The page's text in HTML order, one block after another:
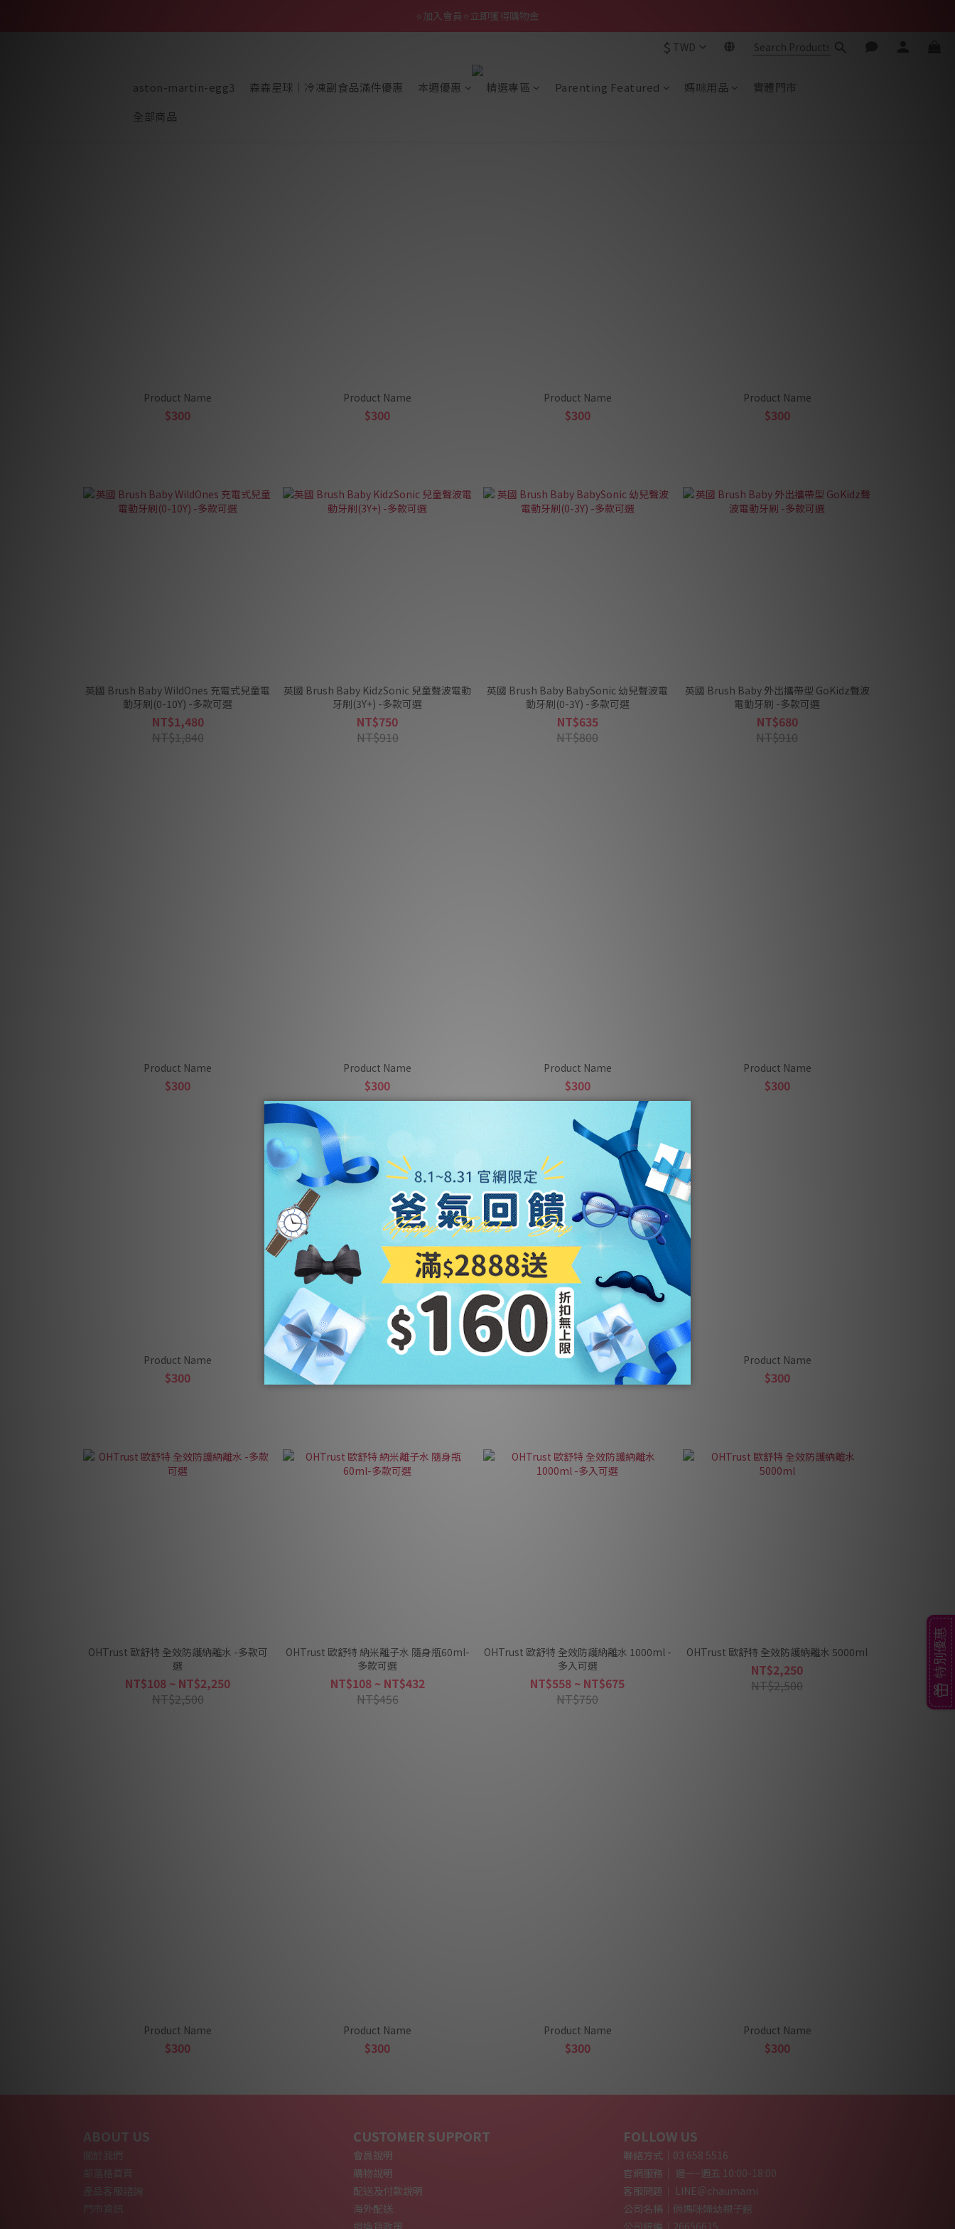
⭐加入會員⭐立即獲得購物金
$ TWD
aston-martin-egg3 森森星球｜冷凍副食品滿件優惠 本週優惠 精選專區 Parenting Featured 媽咪用品
實體門市
全部商品
Product Name
$300
Product Name
$300
Product Name
$300
Product Name
$300
英國 Brush Baby WildOnes 充電式兒童電
動牙刷(0-10Y) -多款可選
NT$1,480
NT$1,840
英國 Brush Baby KidzSonic 兒童聲波電動
牙刷(3Y+) -多款可選
NT$750
NT$910
英國 Brush Baby BabySonic 幼兒聲波電
動牙刷(0-3Y) -多款可選
NT$635
NT$800
英國 Brush Baby 外出攜帶型 GoKidz聲波
電動牙刷 -多款可選
NT$680
NT$910
Product Name
$300
Product Name
$300
Product Name
$300
Product Name
$300
Product Name
$300
Product Name Product Name
$300
Product Name
$300
OHTrust 歐舒特 全效防護納離水 -多款可
選
NT$108 ~ NT$2,250
NT$2,500
OHTrust 歐舒特 納米離子水 隨身瓶60ml-
多款可選
NT$108 ~ NT$432
NT$456
OHTrust 歐舒特 全效防護納離水 1000ml -
多入可選
NT$558 ~ NT$675
NT$750
OHTrust 歐舒特 全效防護納離水 5000ml
NT$2,250
NT$2,500
Product Name
$300
Product Name
$300
Product Name
$300
Product Name
$300
ABOUT US
關於我們
部落格首頁
產品客服諮詢
門市資訊
CUSTOMER SUPPORT
會員說明
購物說明
配送及付款說明
海外配送
退換貨政策
FOLLOW US
聯絡方式｜03 658 5516
官網服務｜ 週一~週五 10:00-18:00
客服問題｜ LINE＠chaumami
公司名稱｜俏媽咪婦幼親子館
公司統編｜26656615
特別優惠